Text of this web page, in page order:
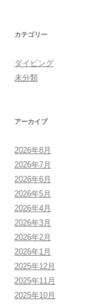
カテゴリー
ダイビング
未分類
アーカイブ
2026年8月
2026年7月
2026年6月
2026年5月
2026年4月
2026年3月
2026年2月
2026年1月
2025年12月
2025年11月
2025年10月